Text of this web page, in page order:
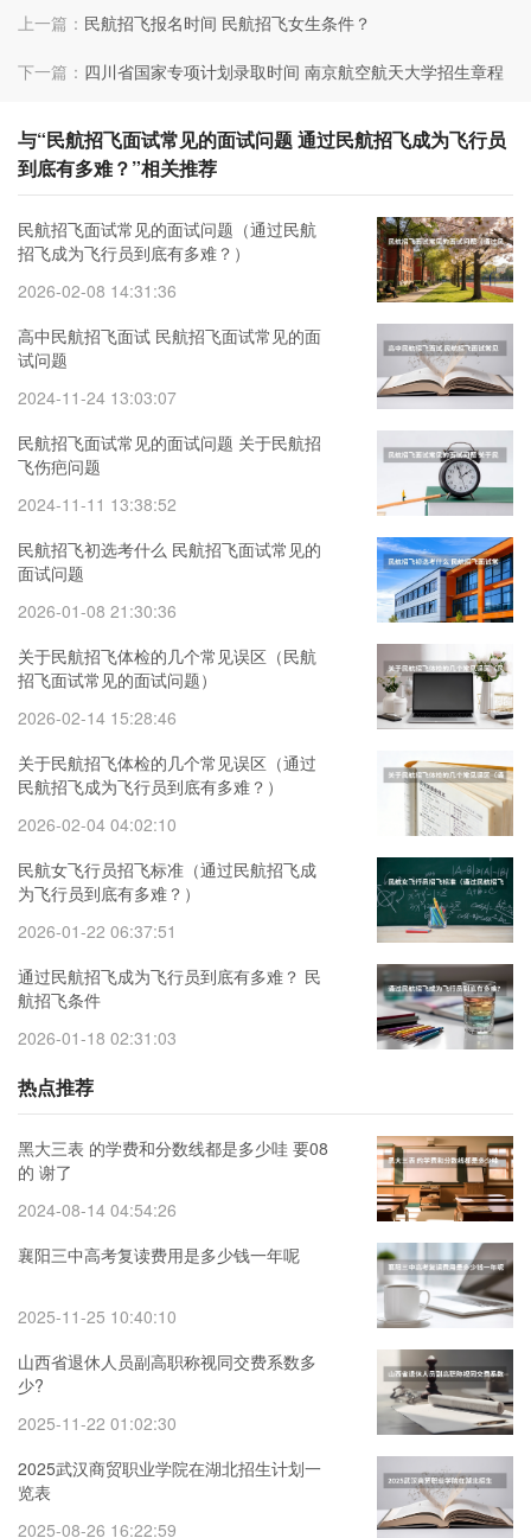
上一篇： 民航招飞报名时间 民航招飞女生条件？
下一篇： 四川省国家专项计划录取时间 南京航空航天大学招生章程
与“民航招飞面试常见的面试问题 通过民航招飞成为飞行员
到底有多难？”相关推荐
民航招飞面试常见的面试问题（通过民航
招飞成为飞行员到底有多难？）
2026-02-08 14:31:36
高中民航招飞面试 民航招飞面试常见的面
试问题
2024-11-24 13:03:07
民航招飞面试常见的面试问题 关于民航招
飞伤疤问题
2024-11-11 13:38:52
民航招飞初选考什么 民航招飞面试常见的
面试问题
2026-01-08 21:30:36
关于民航招飞体检的几个常见误区（民航
招飞面试常见的面试问题）
2026-02-14 15:28:46
关于民航招飞体检的几个常见误区（通过
民航招飞成为飞行员到底有多难？）
2026-02-04 04:02:10
民航女飞行员招飞标准（通过民航招飞成
为飞行员到底有多难？）
2026-01-22 06:37:51
通过民航招飞成为飞行员到底有多难？ 民
航招飞条件
2026-01-18 02:31:03
热点推荐
黑大三表 的学费和分数线都是多少哇 要08
的 谢了
2024-08-14 04:54:26
襄阳三中高考复读费用是多少钱一年呢
2025-11-25 10:40:10
山西省退休人员副高职称视同交费系数多
少?
2025-11-22 01:02:30
2025武汉商贸职业学院在湖北招生计划一
览表
2025-08-26 16:22:59